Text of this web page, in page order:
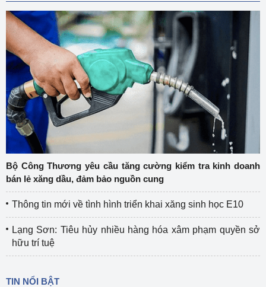
Bộ Công Thương yêu cầu tăng cường kiểm tra kinh doanh
bán lẻ xăng dầu, đảm bảo nguồn cung
Thông tin mới về tình hình triển khai xăng sinh học E10
Lạng Sơn: Tiêu hủy nhiều hàng hóa xâm phạm quyền sở
hữu trí tuệ
TIN NỔI BẬT